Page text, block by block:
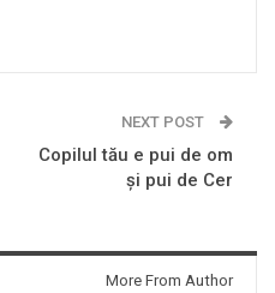
NEXT POST
Copilul tău e pui de om
și pui de Cer
More From Author